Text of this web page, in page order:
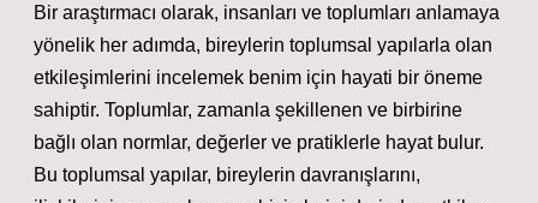
Bir araştırmacı olarak, insanları ve toplumları anlamaya
yönelik her adımda, bireylerin toplumsal yapılarla olan
etkileşimlerini incelemek benim için hayati bir öneme
sahiptir. Toplumlar, zamanla şekillenen ve birbirine
bağlı olan normlar, değerler ve pratiklerle hayat bulur.
Bu toplumsal yapılar, bireylerin davranışlarını,